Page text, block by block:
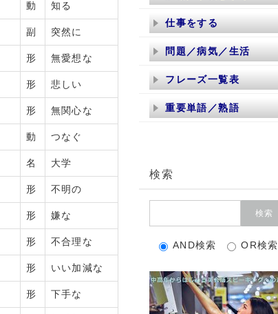
動 知る
副 突然に
形 無愛想な
形 悲しい
形 無関心な
動 つなぐ
名 大学
形 不明の
形 嫌な
形 不合理な
形 いい加減な
形 下手な
仕事をする
問題／病気／生活
フレーズ一覧表
重要単語／熟語
検索
AND検索 OR検索